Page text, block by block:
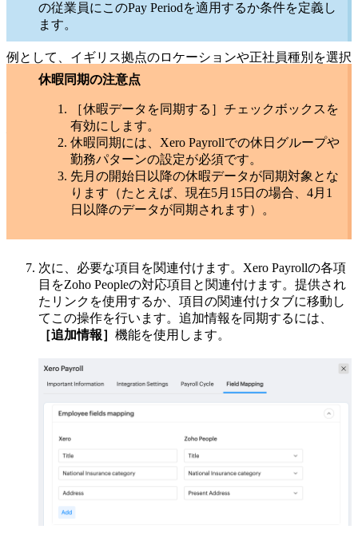
の従業員にこのPay Periodを適用するか条件を定義し
ます。
例として、イギリス拠点のロケーションや正社員種別を選択
できます。
設定内容を保存:
をクリックして設定を適用します。
休暇同期の注意点
［休暇データを同期する］チェックボックスを
有効にします。
休暇同期には、Xero Payrollでの休日グループや
勤務パターンの設定が必須です。
先月の開始日以降の休暇データが同期対象とな
ります（たとえば、現在5月15日の場合、4月1
日以降のデータが同期されます）。
次に、必要な項目を関連付けます。Xero Payrollの各項
目をZoho Peopleの対応項目と関連付けます。提供され
たリンクを使用するか、項目の関連付けタブに移動し
てこの操作を行います。追加情報を同期するには、
［追加情報］ 機能を使用します。